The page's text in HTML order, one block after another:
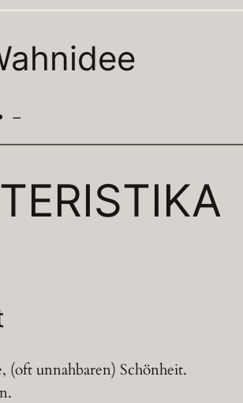
–
(oft unnahbaren) Schönheit.